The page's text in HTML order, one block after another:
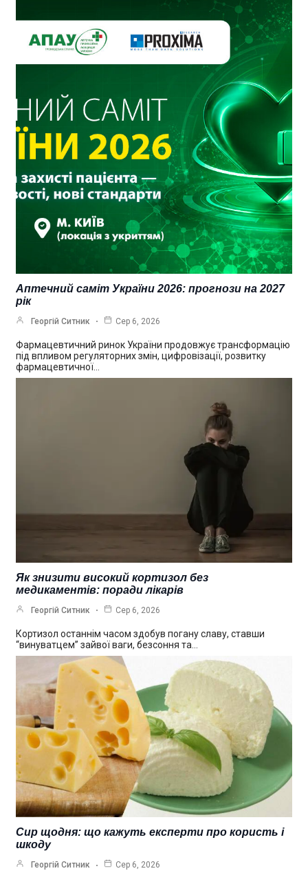
Аптечний саміт України 2026: прогнози на 2027
рік
Георгій Ситник Сер 6, 2026
Фармацевтичний ринок України продовжує трансформацію
під впливом регуляторних змін, цифровізації, розвитку
фармацевтичної…
Як знизити високий кортизол без
медикаментів: поради лікарів
Георгій Ситник Сер 6, 2026
Кортизол останнім часом здобув погану славу, ставши
“винуватцем” зайвої ваги, безсоння та…
Сир щодня: що кажуть експерти про користь і
шкоду
Георгій Ситник Сер 6, 2026